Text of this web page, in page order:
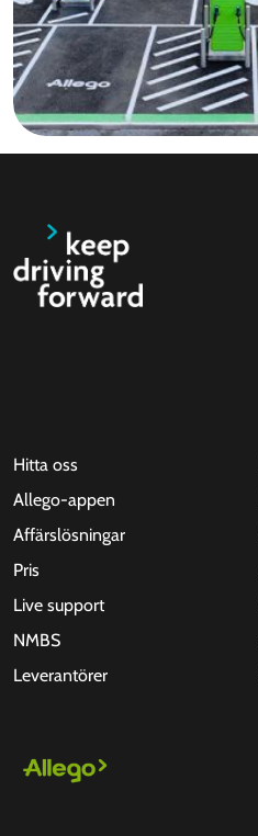
Hitta oss
Allego-appen
Affärslösningar
Pris
Live support
NMBS
Leverantörer